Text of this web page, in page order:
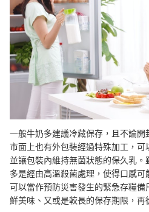
一般牛奶多建議冷藏保存，且不論
市面上也有外包裝經過特殊加工，可
並讓包裝內維持無菌狀態的保久乳
多是經由高溫殺菌處理，使得口感
可以當作預防災害發生的緊急存糧
鮮美味、又或是較長的保存期限，再